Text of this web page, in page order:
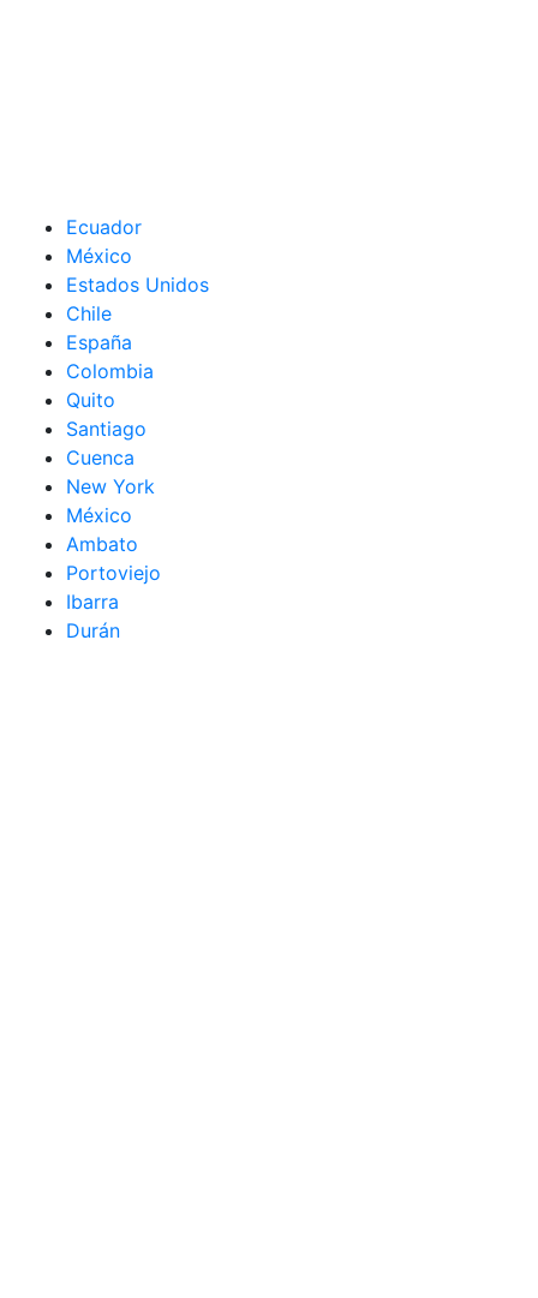
Ecuador
México
Estados Unidos
Chile
España
Colombia
Quito
Santiago
Cuenca
New York
México
Ambato
Portoviejo
Ibarra
Durán